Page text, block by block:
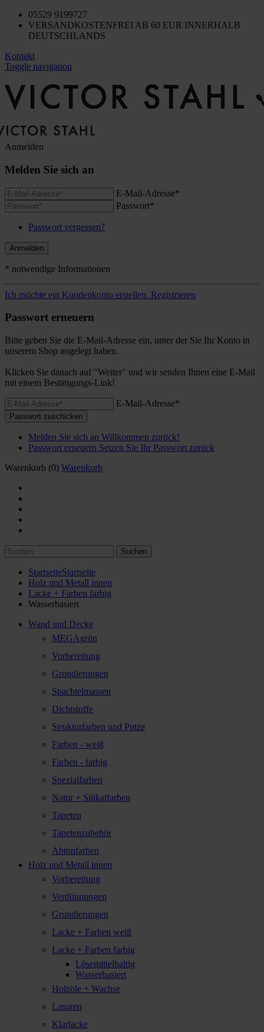
05529 9199727
VERSANDKOSTENFREI AB 60 EUR INNERHALB
DEUTSCHLANDS
Kontakt
Toggle navigation
Anmelden
Melden Sie sich an
E-Mail-Adresse*
Passwort*
Passwort vergessen?
Anmelden
* notwendige Informationen
Ich möchte ein Kundenkonto erstellen. Registrieren
Passwort erneuern
Bitte geben Sie die E-Mail-Adresse ein, unter der Sie Ihr Konto in
unserem Shop angelegt haben.
Klicken Sie danach auf "Weiter" und wir senden Ihnen eine E-Mail
mit einem Bestätigungs-Link!
E-Mail-Adresse*
Passwort zuschicken
Melden Sie sich an Willkommen zurück!
Passwort erneuern Setzen Sie Ihr Passwort zurück
Warenkorb (0) Warenkorb
Suchen
StartseiteStartseite
Holz und Metall innen
Lacke + Farben farbig
Wasserbasiert
Wand und Decke
MEGAgrün
Vorbereitung
Grundierungen
Spachtelmassen
Dichtstoffe
Strukturfarben und Putze
Farben - weiß
Farben - farbig
Spezialfarben
Natur + Silikatfarben
Tapeten
Tapetenzubehör
Abtönfarben
Holz und Metall innen
Vorbereitung
Verdünnungen
Grundierungen
Lacke + Farben weiß
Lacke + Farben farbig
Lösemittelhaltig
Wasserbasiert
Holzöle + Wachse
Lasuren
Klarlacke